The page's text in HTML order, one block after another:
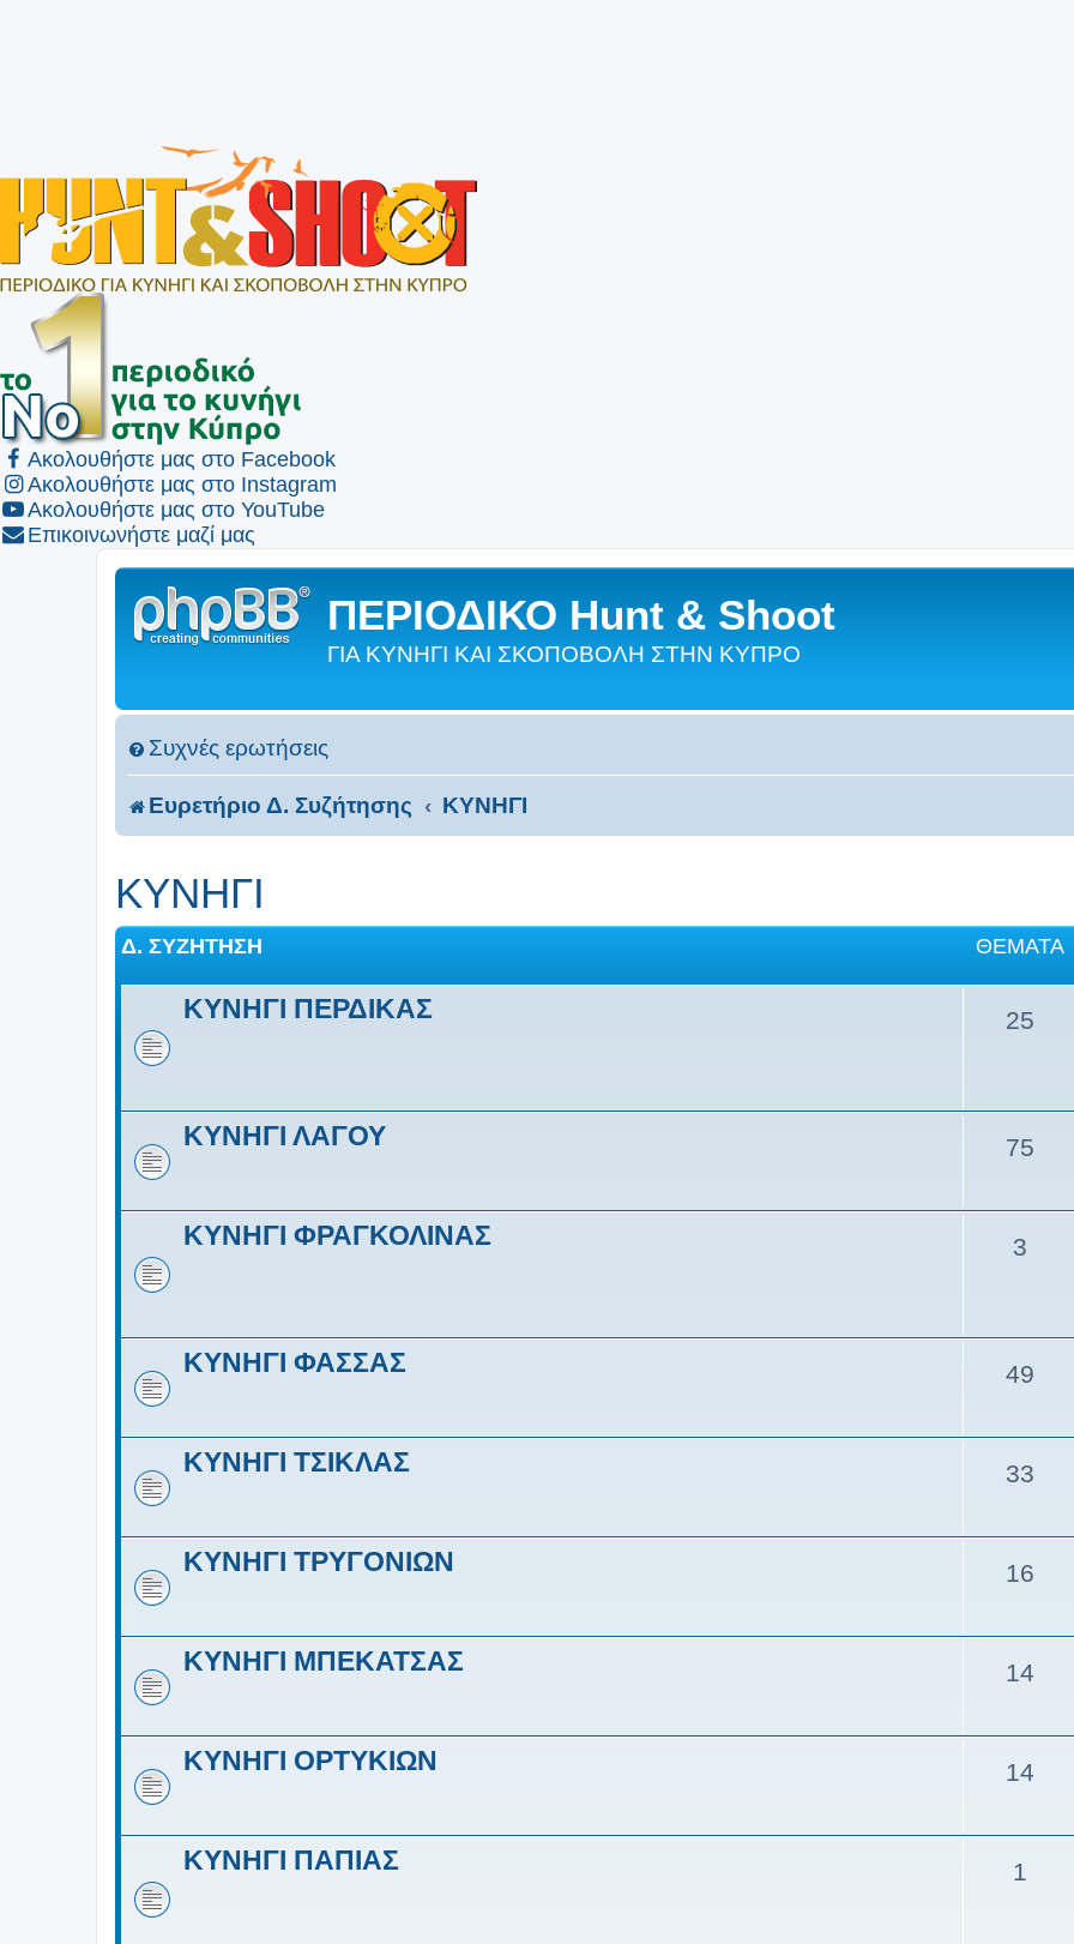
Ακολουθήστε μας στο Facebook
Ακολουθήστε μας στο Instagram
Ακολουθήστε μας στο YouTube
Επικοινωνήστε μαζί μας
ΠΕΡΙΟΔΙΚΟ Hunt & Shoot
ΓΙΑ ΚΥΝΗΓΙ ΚΑΙ ΣΚΟΠΟΒΟΛΗ ΣΤΗΝ ΚΥΠΡΟ
Συχνές ερωτήσεις
Ευρετήριο Δ. Συζήτησης ΚΥΝΗΓΙ
ΚΥΝΗΓΙ
Δ. ΣΥΖΉΤΗΣΗ ΘΈΜΑΤΑ
ΚΥΝΗΓΙ ΠΕΡΔΙΚΑΣ 25
ΚΥΝΗΓΙ ΛΑΓΟΥ 75
ΚΥΝΗΓΙ ΦΡΑΓΚΟΛΙΝΑΣ 3
ΚΥΝΗΓΙ ΦΑΣΣΑΣ 49
ΚΥΝΗΓΙ ΤΣΙΚΛΑΣ 33
ΚΥΝΗΓΙ ΤΡΥΓΟΝΙΩΝ 16
ΚΥΝΗΓΙ ΜΠΕΚΑΤΣΑΣ 14
ΚΥΝΗΓΙ ΟΡΤΥΚΙΩΝ 14
ΚΥΝΗΓΙ ΠΑΠΙΑΣ 1